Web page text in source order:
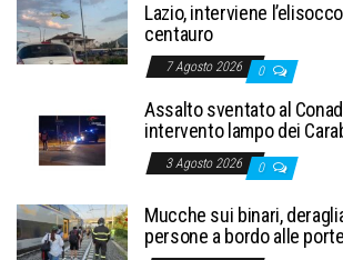
Lazio, interviene
centauro
7 Agosto 2026 0
Assalto sventato al
intervento lampo dei
3 Agosto 2026 0
Mucche sui binari,
persone a bordo alle